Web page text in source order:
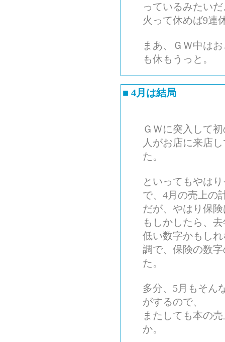
っているみたい
火って休めば9連
まあ、ＧＷ中は
も休もうっと。
■ 4月は結局
ＧＷに突入して
人がお店に来店
た。
といってもやは
で、4月の売上の
だが、やはり保
もしかしたら、
低い数字かもし
調で、保険の数
た。
多分、5月もそん
がするので、
またしても本の
か。